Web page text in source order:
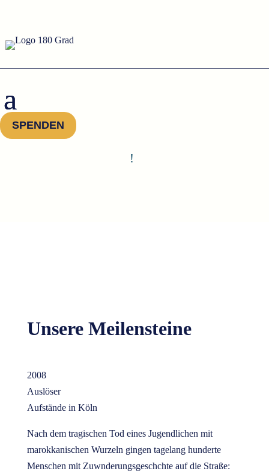
SPENDEN
!
Unsere Meilensteine
2008
Auslöser
Aufstände in Köln
Nach dem tragischen Tod eines Jugendlichen mit
marokkanischen Wurzeln gingen tagelang hunderte
Menschen mit Zuwnderungsgeschchte auf die Straße: